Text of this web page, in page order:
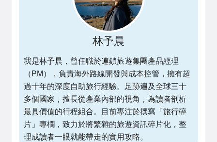
林予晨
我是林予晨，曾任職於連鎖旅遊集團產品經理
（PM），負責海外路線開發與成本控管，擁有超
過十年的深度自助旅行經驗。足跡遍及全球三十
多個國家，擅長從產業內部的視角，為讀者剖析
最具價值的行程組合。目前專注於撰寫「旅行碎
片」專欄，致力於將繁雜的旅遊資訊碎片化，整
理成讀者一眼就能帶走的實用攻略。